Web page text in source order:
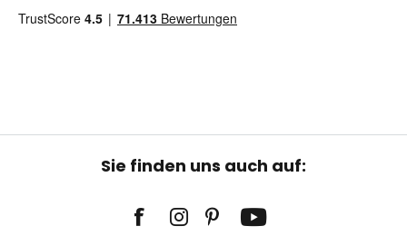
Sie finden uns auch auf: